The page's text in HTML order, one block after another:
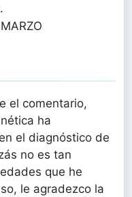
el comentario,
ha
el diagnóstico de
no es tan
que he
le agradezco la